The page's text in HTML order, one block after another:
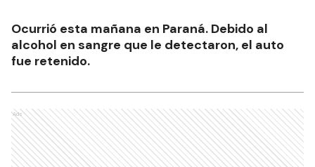
Ocurrió esta mañana en Paraná. Debido al
alcohol en sangre que le detectaron, el auto
fue retenido.
Ads